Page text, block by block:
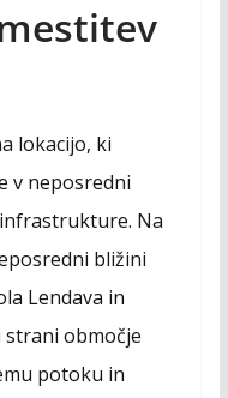
lokacijo, ki
v neposredni
Na
bližini
Lendava in
strani območje
potoku in